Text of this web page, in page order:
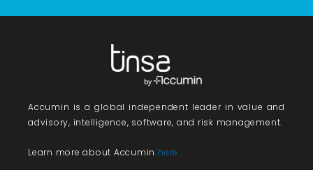
Accumin is a global independent leader in value and
advisory, intelligence, software, and risk management.
Learn more about Accumin here